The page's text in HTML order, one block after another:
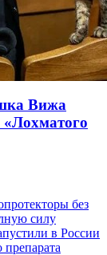
Вижа
без
силу
в России